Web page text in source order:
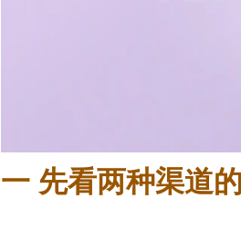
一 先看两种渠道